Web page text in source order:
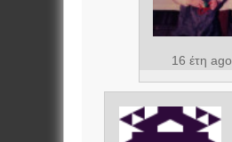
16 έτη ago